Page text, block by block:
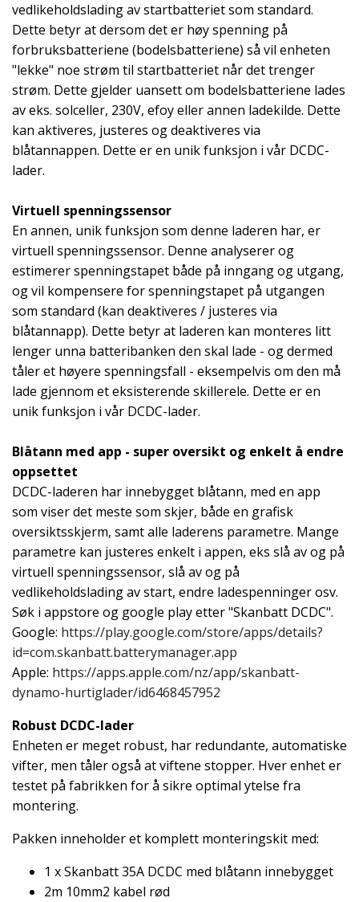
vedlikeholdslading av startbatteriet som standard.
Dette betyr at dersom det er høy spenning på
forbruksbatteriene (bodelsbatteriene) så vil enheten
"lekke" noe strøm til startbatteriet når det trenger
strøm. Dette gjelder uansett om bodelsbatteriene lades
av eks. solceller, 230V, efoy eller annen ladekilde. Dette
kan aktiveres, justeres og deaktiveres via
blåtannappen. Dette er en unik funksjon i vår DCDC-
lader.
Virtuell spenningssensor
En annen, unik funksjon som denne laderen har, er
virtuell spenningssensor. Denne analyserer og
estimerer spenningstapet både på inngang og utgang,
og vil kompensere for spenningstapet på utgangen
som standard (kan deaktiveres / justeres via
blåtannapp). Dette betyr at laderen kan monteres litt
lenger unna batteribanken den skal lade - og dermed
tåler et høyere spenningsfall - eksempelvis om den må
lade gjennom et eksisterende skillerele. Dette er en
unik funksjon i vår DCDC-lader.
Blåtann med app - super oversikt og enkelt å endre
oppsettet
DCDC-laderen har innebygget blåtann, med en app
som viser det meste som skjer, både en grafisk
oversiktsskjerm, samt alle laderens parametre. Mange
parametre kan justeres enkelt i appen, eks slå av og på
virtuell spenningssensor, slå av og på
vedlikeholdslading av start, endre ladespenninger osv.
Søk i appstore og google play etter "Skanbatt DCDC".
Google: https://play.google.com/store/apps/details?
id=com.skanbatt.batterymanager.app
Apple: https://apps.apple.com/nz/app/skanbatt-
dynamo-hurtiglader/id6468457952
Robust DCDC-lader
Enheten er meget robust, har redundante, automatiske
vifter, men tåler også at viftene stopper. Hver enhet er
testet på fabrikken for å sikre optimal ytelse fra
montering.
Pakken inneholder et komplett monteringskit med:
1 x Skanbatt 35A DCDC med blåtann innebygget
2m 10mm2 kabel rød